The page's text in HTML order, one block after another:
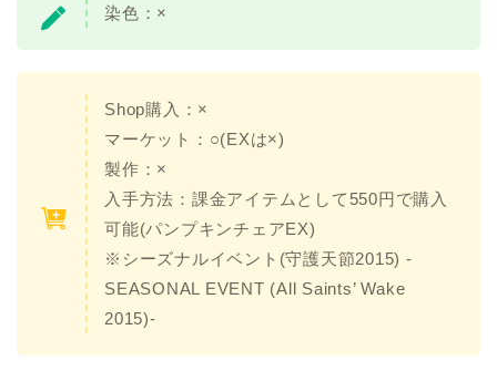
染色： ×
Shop購入： ×
マーケット： ○(EXは×)
製作： ×
入手方法：課金アイテムとして550円で購入
可能(パンプキンチェアEX)
※シーズナルイベント(守護天節2015) -
SEASONAL EVENT (All Saints’ Wake
2015)-